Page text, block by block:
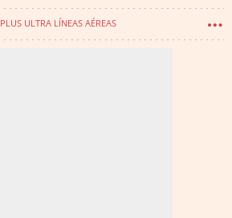
PLUS ULTRA LÍNEAS AÉREAS